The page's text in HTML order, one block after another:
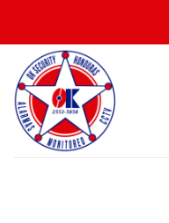
contenido